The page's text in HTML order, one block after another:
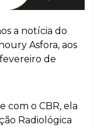
a notícia do
Asfora, aos
de
com o CBR, ela
Radiológica